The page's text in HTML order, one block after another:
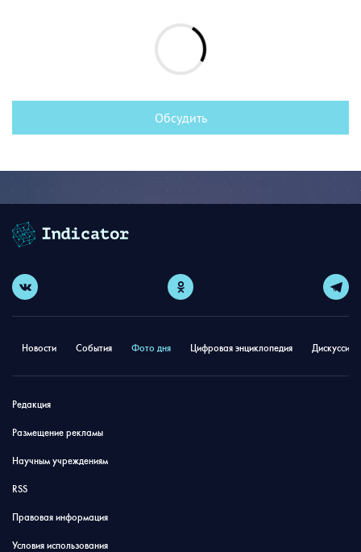
Обсудить
Новости События Фото дня Цифровая энциклопедия
Редакция
Размещение рекламы
Научным учреждениям
RSS
Правовая информация
Условия использования